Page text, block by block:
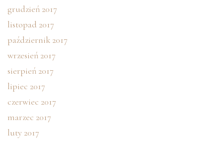
grudzień 2017
listopad 2017
październik 2017
wrzesień 2017
sierpień 2017
lipiec 2017
czerwiec 2017
marzec 2017
luty 2017